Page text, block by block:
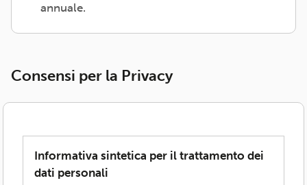
annuale.
Consensi per la Privacy
Informativa sintetica per il trattamento dei
dati personali